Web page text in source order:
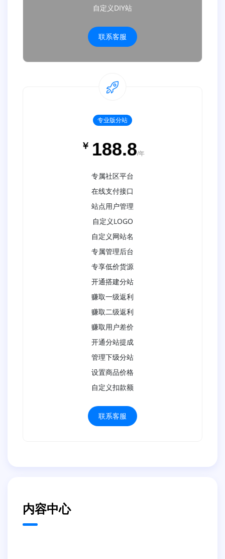
自定义DIY站
联系客服
专业版分站
￥ 188.8/年
专属社区平台
在线支付接口
站点用户管理
自定义LOGO
自定义网站名
专属管理后台
专享低价货源
开通搭建分站
赚取一级返利
赚取二级返利
赚取用户差价
开通分站提成
管理下级分站
设置商品价格
自定义扣款额
联系客服
内容中心